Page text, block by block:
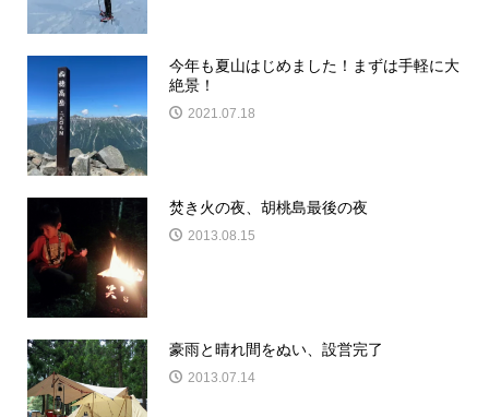
今年も夏山はじめました！まずは手軽に大
絶景！
2021.07.18
焚き火の夜、胡桃島最後の夜
2013.08.15
豪雨と晴れ間をぬい、設営完了
2013.07.14